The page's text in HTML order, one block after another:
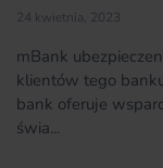
24 kwietnia, 2023
mBank
klientów tego
bank oferuje
świa...